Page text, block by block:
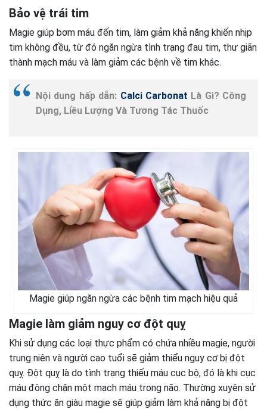
Bảo vệ trái tim
Magie giúp bơm máu đến tim, làm giảm khả năng khiến nhịp
tim không đều, từ đó ngăn ngừa tình trạng đau tim, thư giãn
thành mạch máu và làm giảm các bệnh về tim khác.
Nội dung hấp dẫn: Calci Carbonat Là Gì? Công
Dụng, Liều Lượng Và Tương Tác Thuốc
Magie giúp ngăn ngừa các bệnh tim mạch hiệu quả
Magie làm giảm nguy cơ đột quỵ
Khi sử dụng các loại thực phẩm có chứa nhiều magie, người
trung niên và người cao tuổi sẽ giảm thiểu nguy cơ bị đột
quỵ. Đột quỵ là do tình trạng thiếu máu cục bộ, đó là khi cục
máu đông chặn một mạch máu trong não. Thường xuyên sử
dụng thức ăn giàu magie sẽ giúp giảm làm khả năng bị đột